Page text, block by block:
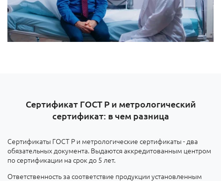
Сертификат ГОСТ Р и метрологический
сертификат: в чем разница
Сертификаты ГОСТ Р и метрологические сертификаты - два
обязательных документа. Выдаются аккредитованным центром
по сертификации на срок до 5 лет.
Ответственность за соответствие продукции установленным